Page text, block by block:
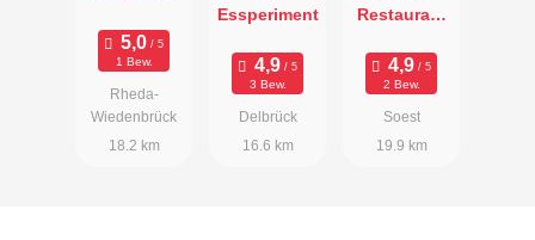
1 Bew.
Rheda-
Wiedenbrück
18.2 km
Essperiment
3 Bew.
Delbrück
16.6 km
Restaurant
2 Bew.
Soest
19.9 km